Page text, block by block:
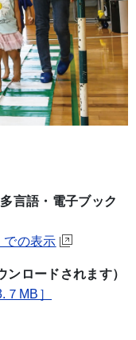
言語・電子ブック
での表示
ロードされます）
MB］